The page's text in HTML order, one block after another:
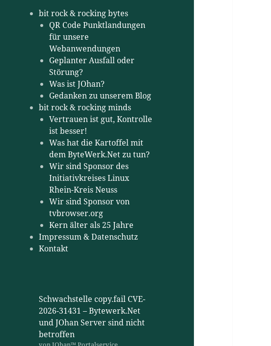
bit rock & rocking bytes
QR Code Punktlandungen
für unsere
Webanwendungen
Geplanter Ausfall oder
Störung?
Was ist JOhan?
Gedanken zu unserem Blog
bit rock & rocking minds
Vertrauen ist gut, Kontrolle
ist besser!
Was hat die Kartoffel mit
dem ByteWerk.Net zu tun?
Wir sind Sponsor des
Initiativkreises Linux
Rhein-Kreis Neuss
Wir sind Sponsor von
tvbrowser.org
Kern älter als 25 Jahre
Impressum & Datenschutz
Kontakt
Schwachstelle copy.fail CVE-
2026-31431 – Bytewerk.Net
und JOhan Server sind nicht
betroffen